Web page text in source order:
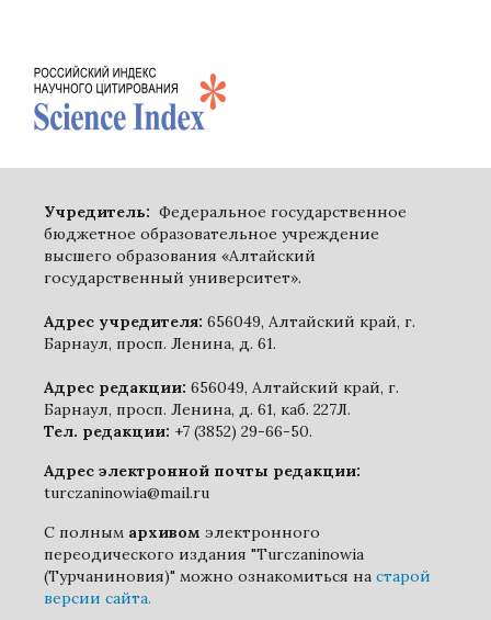
Учредитель: Федеральное государственное
бюджетное образовательное учреждение
высшего образования «Алтайский
государственный университет».
Адрес учредителя: 656049, Алтайский край, г.
Барнаул, просп. Ленина, д. 61.
Адрес редакции: 656049, Алтайский край, г.
Барнаул, просп. Ленина, д. 61, каб. 227Л.
Тел. редакции: +7 (3852) 29-66-50.
Адрес электронной почты редакции:
turczaninowia@mail.ru
С полным архивом электронного
переодического издания "Turczaninowia
(Турчаниновия)" можно ознакомиться на старой
версии сайта.